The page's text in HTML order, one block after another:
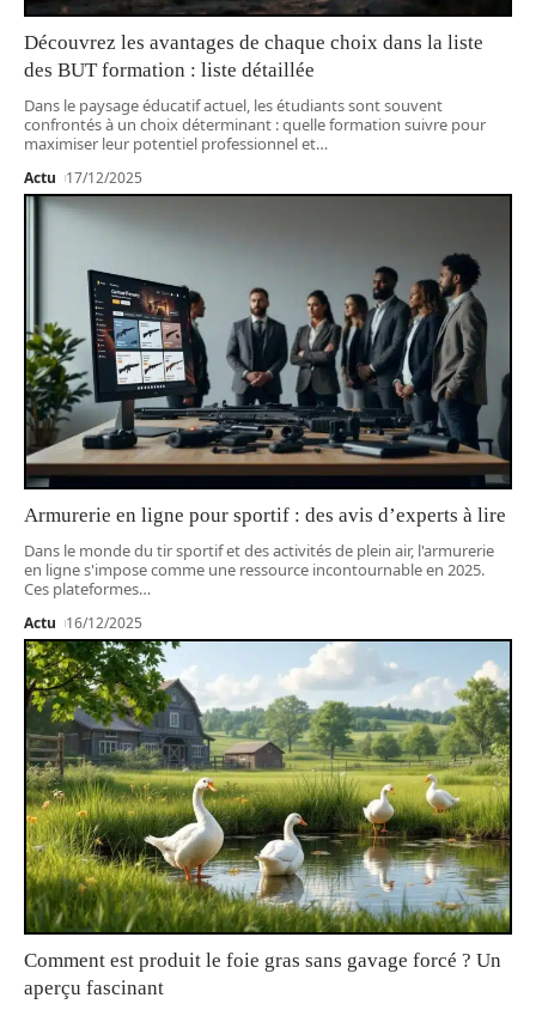
Découvrez les avantages de chaque choix dans la liste
des BUT formation : liste détaillée
Dans le paysage éducatif actuel, les étudiants sont souvent
confrontés à un choix déterminant : quelle formation suivre pour
maximiser leur potentiel professionnel et…
Actu 17/12/2025
Armurerie en ligne pour sportif : des avis d’experts à lire
Dans le monde du tir sportif et des activités de plein air, l'armurerie
en ligne s'impose comme une ressource incontournable en 2025.
Ces plateformes…
Actu 16/12/2025
Comment est produit le foie gras sans gavage forcé ? Un
aperçu fascinant